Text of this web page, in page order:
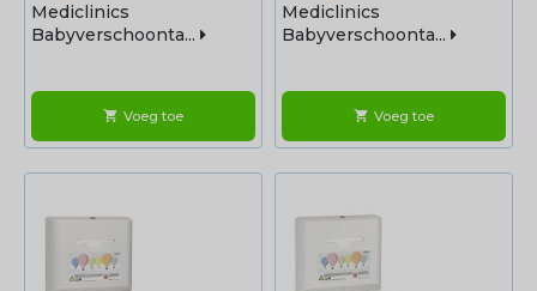
Mediclinics
Babyverschoonta...
shopping_cart Voeg toe
Mediclinics
Babyverschoonta...
shopping_cart Voeg toe